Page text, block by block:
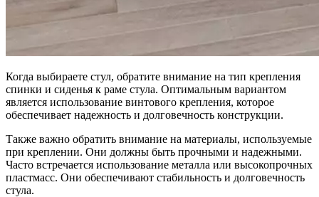
Когда выбираете стул, обратите внимание на тип крепления
спинки и сиденья к раме стула. Оптимальным вариантом
является использование винтового крепления, которое
обеспечивает надежность и долговечность конструкции.
Также важно обратить внимание на материалы, используемые
при креплении. Они должны быть прочными и надежными.
Часто встречается использование металла или высокопрочных
пластмасс. Они обеспечивают стабильность и долговечность
стула.